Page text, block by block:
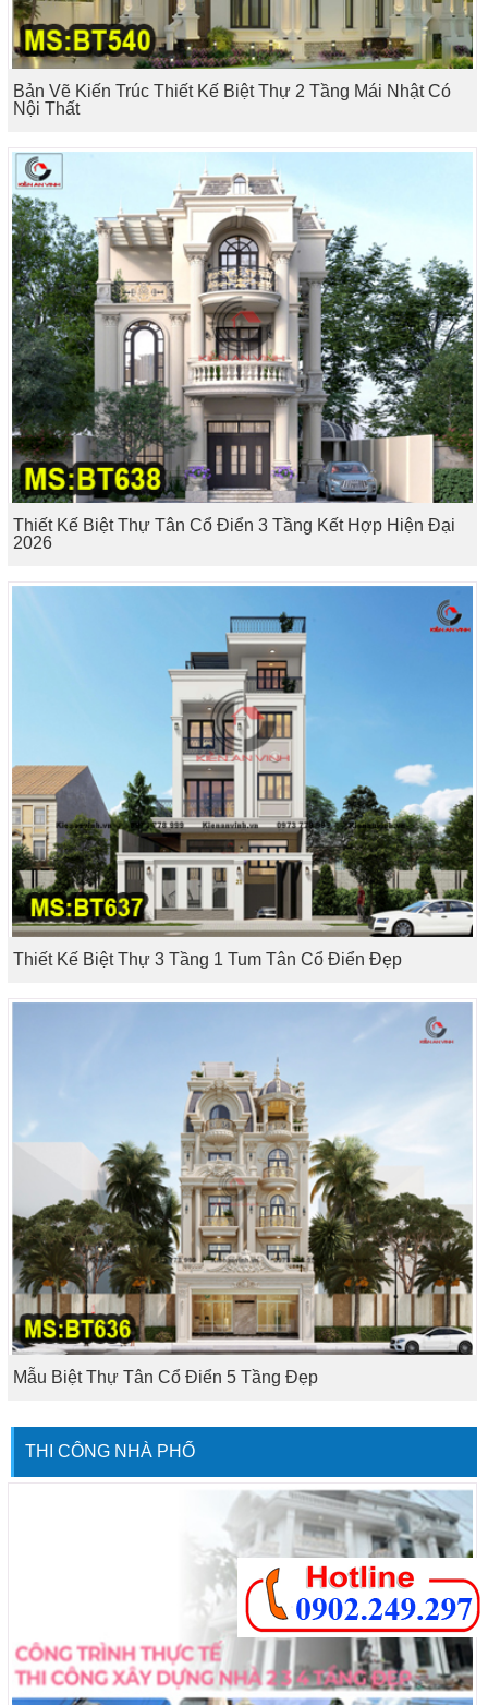
Bản Vẽ Kiến Trúc Thiết Kế Biệt Thự 2 Tầng Mái Nhật Có
Nội Thất
Thiết Kế Biệt Thự Tân Cổ Điển 3 Tầng Kết Hợp Hiện Đại
2026
Thiết Kế Biệt Thự 3 Tầng 1 Tum Tân Cổ Điển Đẹp
Mẫu Biệt Thự Tân Cổ Điển 5 Tầng Đẹp
THI CÔNG NHÀ PHỐ